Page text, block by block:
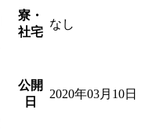
寮・
社宅
なし
公開
日
2020年03月10日